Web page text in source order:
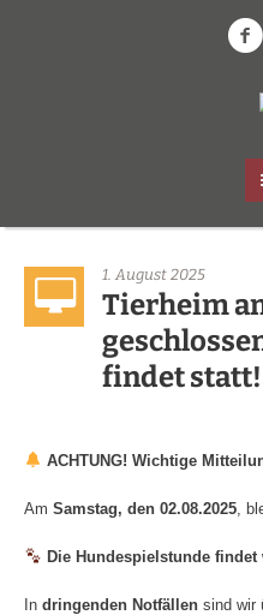
1. August 2025
Tierheim
findet statt!
ACHTUNG! Wichtige
AmSamstag, den 02.08.2025 ,
Die Hundespielstunde findet
Indringenden Notfällen sind wir